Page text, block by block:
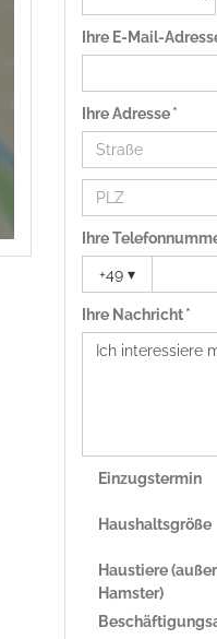
Ihre E-Mail-
Ihre Adresse *
Ihre
+49 ▾
Ihre Nachricht *
Einzugstermin
Haushaltsgröße
Haustiere
Hamster)